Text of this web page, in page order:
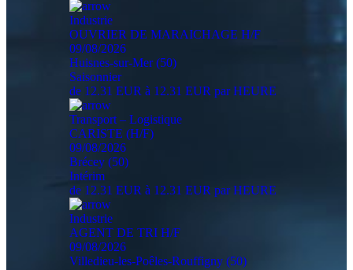
Industrie
OUVRIER DE MARAICHAGE H/F
09/08/2026
Huisnes-sur-Mer (50)
Saisonnier
de 12.31 EUR à 12.31 EUR par HEURE
Transport – Logistique
CARISTE (H/F)
09/08/2026
Brécey (50)
Intérim
de 12.31 EUR à 12.31 EUR par HEURE
Industrie
AGENT DE TRI H/F
09/08/2026
Villedieu-les-Poêles-Rouffigny (50)